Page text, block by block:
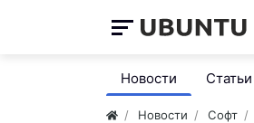
Новости Статьи
Новости Софт